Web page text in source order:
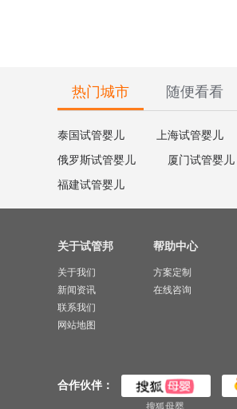
热门城市 随便看看
泰国试管婴儿 上海试管婴儿
俄罗斯试管婴儿
厦门试管婴儿
福建试管婴儿
关于试管邦
关于我们
新闻资讯
联系我们
网站地图
帮助中心
方案定制
在线咨询
合作伙伴：
搜狐母婴